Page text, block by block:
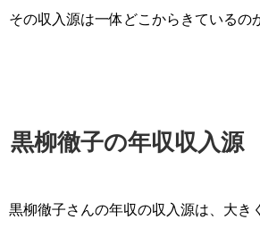
その収入源は一体どこからきているの
黒柳徹子の年収収入源
黒柳徹子さんの年収の収入源は、大き